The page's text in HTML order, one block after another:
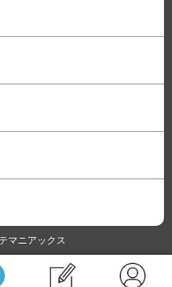
マニアックス